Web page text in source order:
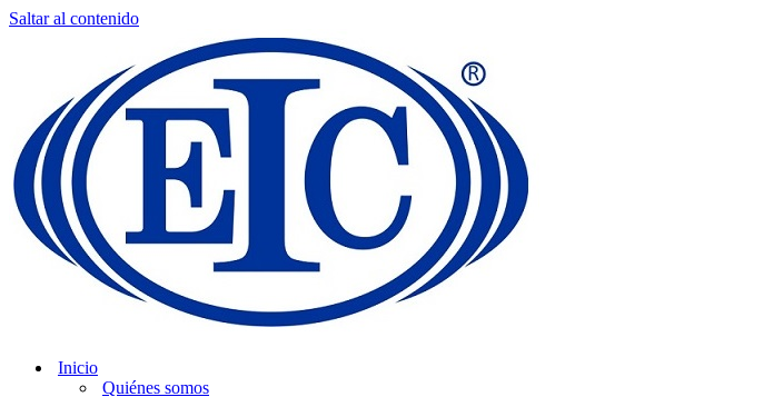
Saltar al contenido
Inicio
Quiénes somos